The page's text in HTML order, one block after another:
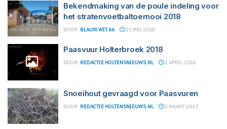
Bekendmaking van de poule indeling voor
het stratenvoetbaltoernooi 2018
DOOR: BLAUW WIT 66 25 MEI 2018
Paasvuur Holterbroek 2018
DOOR: REDACTIE HOLTENSNIEUWS.NL 2 APRIL 2018
Snoeihout gevraagd voor Paasvuren
DOOR: REDACTIE HOLTENSNIEUWS.NL 2 MAART 2017